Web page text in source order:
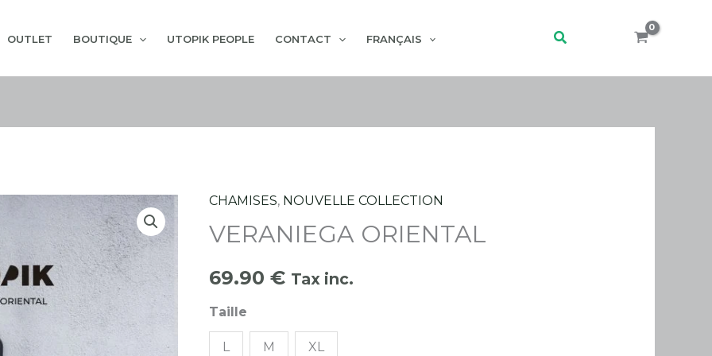
OUTLET BOUTIQUE UTOPIK PEOPLE CONTACT FRANÇAIS Rechercher
CHAMISES, NOUVELLE COLLECTION
VERANIEGA ORIENTAL
69.90€ Tax inc.
Taille
L M XL
quantité
de
ORIENTAL